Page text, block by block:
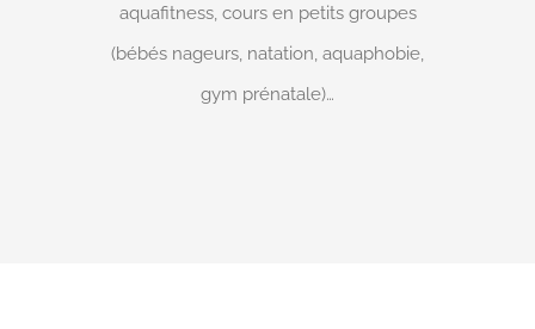
aquafitness, cours en petits groupes
(bébés nageurs, natation, aquaphobie,
gym prénatale)…